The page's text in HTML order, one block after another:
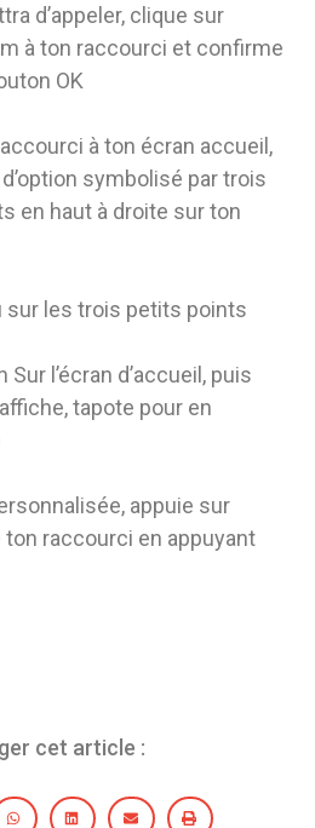
d’appeler, clique sur
à ton raccourci et confirme
OK
à ton écran accueil,
symbolisé par trois
en haut à droite sur ton
sur les trois petits points
Sur l’écran d’accueil, puis
tapote pour en
appuie sur
raccourci en appuyant
cet article :